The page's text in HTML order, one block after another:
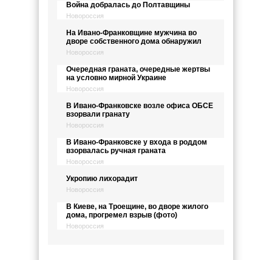
Война добралась до Полтавщины
Новороссия
На Ивано-Франковщине мужчина во
дворе собственного дома обнаружил
Новороссия
Очередная граната, очередные жертвы
на условно мирной Украине
Новороссия
В Ивано-Франковске возле офиса ОБСЕ
взорвали гранату
Новороссия
В Ивано-Франковске у входа в роддом
взорвалась ручная граната
Новороссия
Укропию лихорадит
Новороссия
В Киеве, на Троещине, во дворе жилого
дома, прогремел взрыв (фото)
Новороссия